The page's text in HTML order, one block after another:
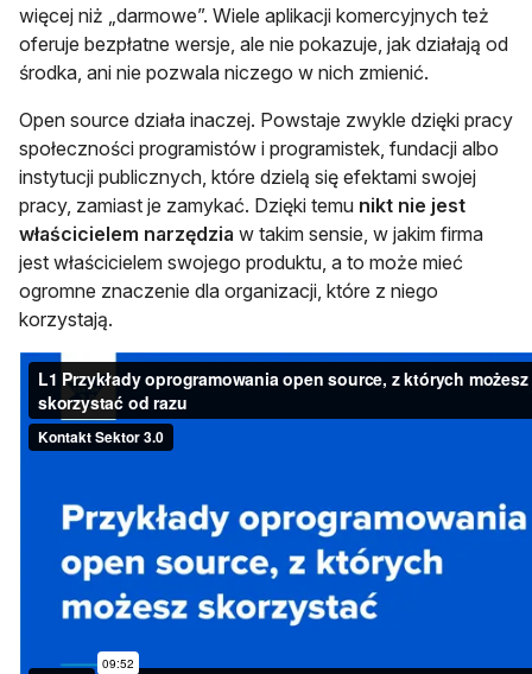
więcej niż „darmowe”. Wiele aplikacji komercyjnych też
oferuje bezpłatne wersje, ale nie pokazuje, jak działają od
środka, ani nie pozwala niczego w nich zmienić.
Open source działa inaczej. Powstaje zwykle dzięki pracy
społeczności programistów i programistek, fundacji albo
instytucji publicznych, które dzielą się efektami swojej
pracy, zamiast je zamykać. Dzięki temu nikt nie jest
właścicielem narzędzia w takim sensie, w jakim firma
jest właścicielem swojego produktu, a to może mieć
ogromne znaczenie dla organizacji, które z niego
korzystają.